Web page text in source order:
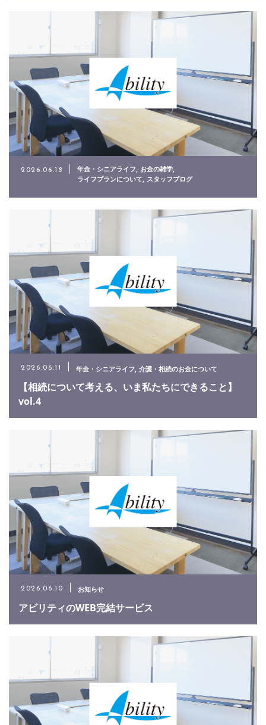
メールでのお問い合わせ
CONTACT
2026.06.18 年金・シニアライフ お金の雑学
ライフプランについて
スタッフブログ
2026.06.11 年金・シニアライフ 介護・相続のお金について
【相続について考える、いま私たちにできること】
vol.4
2026.06.10 お知らせ
アビリティのWEB完結サービス